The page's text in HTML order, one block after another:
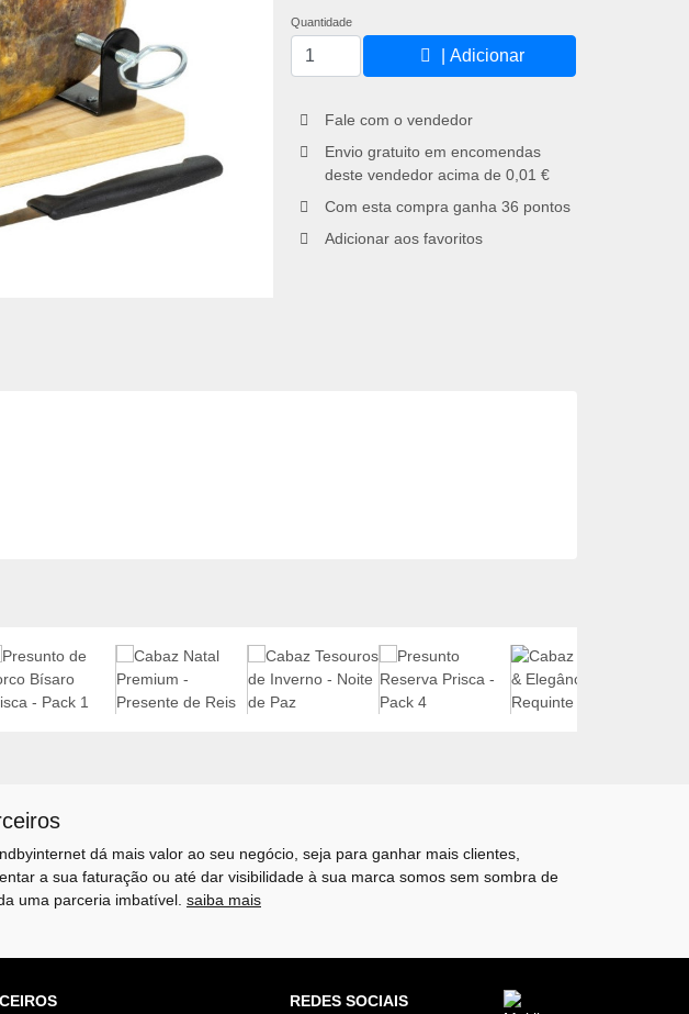
Quantidade
| Adicionar
Fale com o vendedor
Envio gratuito em encomendas
deste vendedor acima de 0,01 €
Com esta compra ganha36 pontos
Adicionar aos favoritos
dá mais valor ao seu negócio, seja para ganhar mais clientes,
a sua faturação ou até dar visibilidade à sua marca somos sem sombra de
uma parceria imbatível. saiba mais
REDES SOCIAIS